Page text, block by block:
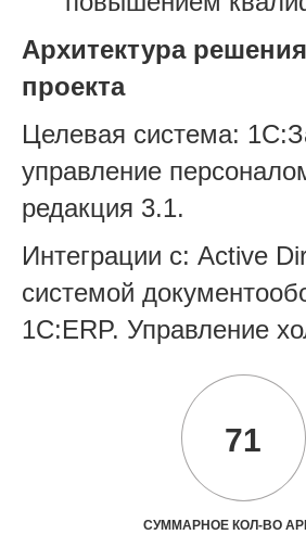
Архитектура
проекта
Целевая система:
управление
редакция 3.1.
Интеграции с: Active
системой
1С:ERP. Управление
71
СУММАРНОЕ КОЛ-ВО